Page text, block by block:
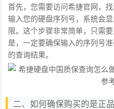
首先，您需要访问希捷官网，
输入您的硬盘序列号，系统会
限。这个步骤非常简单，只需
是，一定要确保输入的序列号
的查询结果。
二、如何确保购买的是正